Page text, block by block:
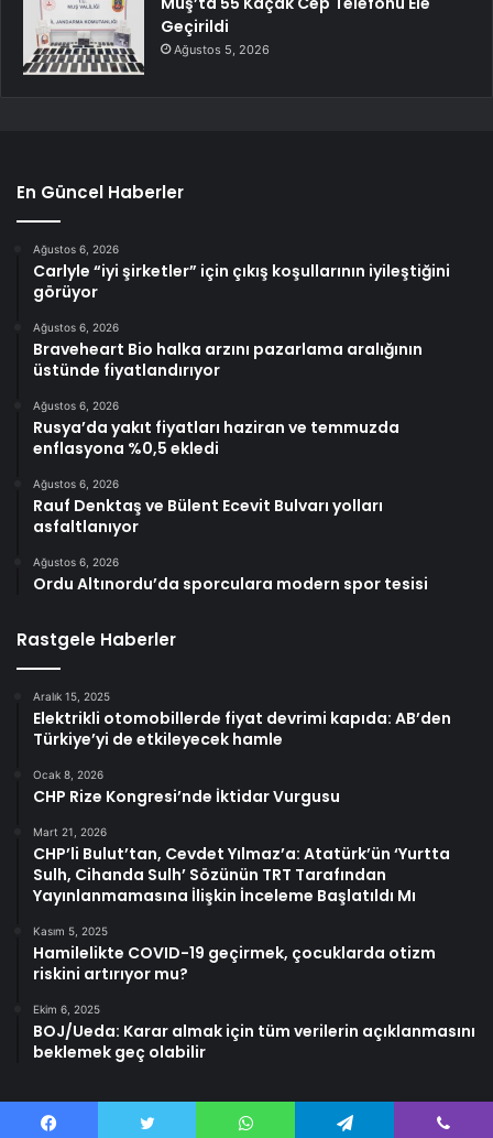
Geçirildi
Ağustos 5, 2026
En Güncel Haberler
Ağustos 6, 2026
Carlyle “iyi şirketler” için çıkış koşullarının iyileştiğini
görüyor
Ağustos 6, 2026
Braveheart Bio halka arzını pazarlama aralığının
üstünde fiyatlandırıyor
Ağustos 6, 2026
Rusya’da yakıt fiyatları haziran ve temmuzda
enflasyona %0,5 ekledi
Ağustos 6, 2026
Rauf Denktaş ve Bülent Ecevit Bulvarı yolları
asfaltlanıyor
Ağustos 6, 2026
Ordu Altınordu’da sporculara modern spor tesisi
Rastgele Haberler
Aralık 15, 2025
Elektrikli otomobillerde fiyat devrimi kapıda: AB’den
Türkiye’yi de etkileyecek hamle
Ocak 8, 2026
CHP Rize Kongresi’nde İktidar Vurgusu
Mart 21, 2026
CHP’li Bulut’tan, Cevdet Yılmaz’a: Atatürk’ün ‘Yurtta
Sulh, Cihanda Sulh’ Sözünün TRT Tarafından
Yayınlanmamasına İlişkin İnceleme Başlatıldı Mı
Kasım 5, 2025
Hamilelikte COVID-19 geçirmek, çocuklarda otizm
riskini artırıyor mu?
Ekim 6, 2025
BOJ/Ueda: Karar almak için tüm verilerin açıklanmasını
beklemek geç olabilir